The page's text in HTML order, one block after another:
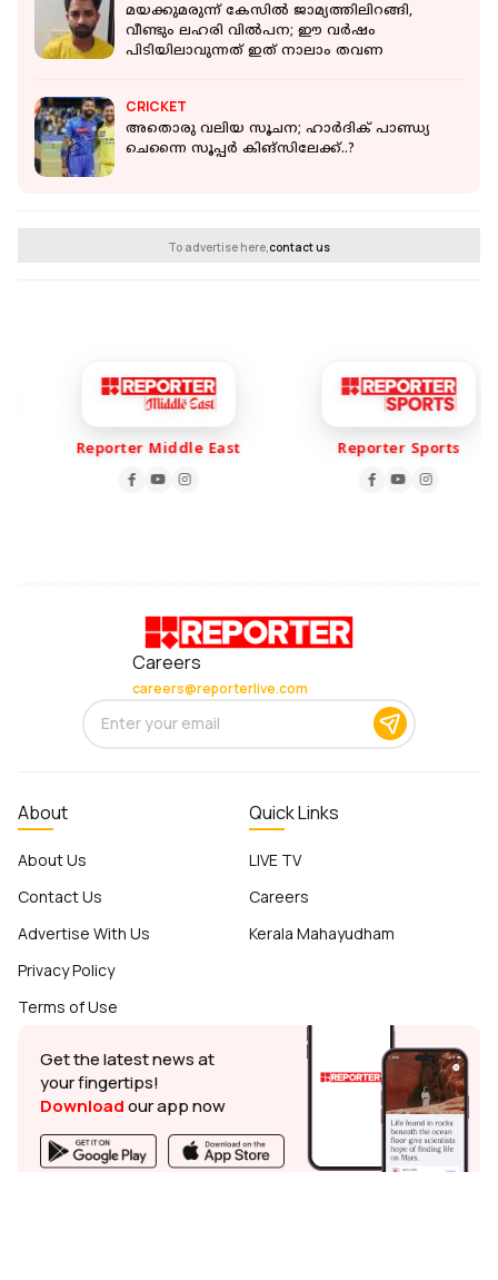
മയക്കുമരുന്ന് കേസിൽ ജാമ്യത്തിലിറങ്ങി,
വീണ്ടും ലഹരി വിൽപന; ഈ വർഷം
പിടിയിലാവുന്നത് ഇത് നാലാം തവണ
CRICKET
അതൊരു വലിയ സൂചന; ഹാര്‍ദിക് പാണ്ഡ്യ
ചെന്നൈ സൂപ്പര്‍ കിങ്‌സിലേക്ക്..?
To advertise here,contact us
Reporter Middle East Reporter Sports
Careers
careers@reporterlive.com
About
About Us
Contact Us
Advertise With Us
Privacy Policy
Terms of Use
Quick Links
LIVE TV
Careers
Kerala Mahayudham
Get the latest news at
your fingertips!
Downloadour app now